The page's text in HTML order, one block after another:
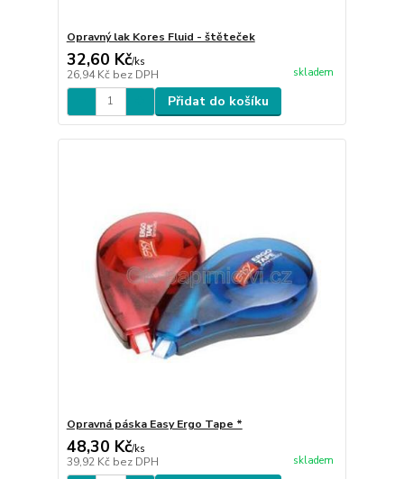
Opravný lak Kores Fluid - štěteček
32,60 Kč/ks
26,94 Kč bez DPH skladem
Přidat do košíku
Opravná páska Easy Ergo Tape *
48,30 Kč/ks
39,92 Kč bez DPH skladem